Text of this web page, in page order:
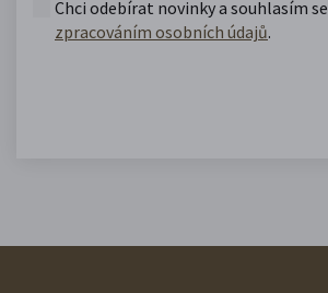
Chci odebírat novinky a souhlasím se
zpracováním osobních údajů.